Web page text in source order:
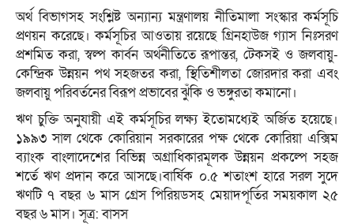
অর্থ বিভাগসহ সংশ্লিষ্ট অন্যান্য মন্ত্রণালয় নীতিমালা সংস্কার কর্মসূচি
প্রণয়ন করেছে। কর্মসূচির আওতায় রয়েছে গ্রিনহাউজ গ্যাস নিঃসরণ
প্রশমিত করা, স্বল্প কার্বন অর্থনীতিতে রূপান্তর, টেকসই ও জলবায়ু-
কেন্দ্রিক উন্নয়ন পথ সহজতর করা, স্থিতিশীলতা জোরদার করা এবং
জলবায়ু পরিবর্তনের বিরূপ প্রভাবের ঝুঁকি ও ভঙ্গুরতা কমানো।
ঋণ চুক্তি অনুযায়ী এই কর্মসূচির লক্ষ্য ইতোমধ্যেই অর্জিত হয়েছে।
১৯৯৩ সাল থেকে কোরিয়ান সরকারের পক্ষ থেকে কোরিয়া এক্সিম
ব্যাংক বাংলাদেশের বিভিন্ন অগ্রাধিকারমূলক উন্নয়ন প্রকল্পে সহজ
শর্তে ঋণ প্রদান করে আসছে।বার্ষিক ০.৫ শতাংশ হারে সরল সুদে
ঋণটি ৭ বছর ৬ মাস গ্রেস পিরিয়ডসহ মেয়াদপূর্তির সময়কাল ২৫
বছর ৬ মাস। সূত্র: বাসস